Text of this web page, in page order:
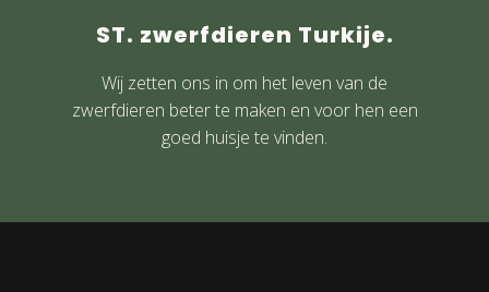
ST. zwerfdieren Turkije.
Wij zetten ons in om het leven van de
zwerfdieren beter te maken en voor hen een
goed huisje te vinden.